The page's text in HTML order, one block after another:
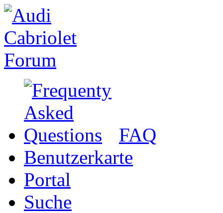
FAQ
Benutzerkarte
Portal
Suche